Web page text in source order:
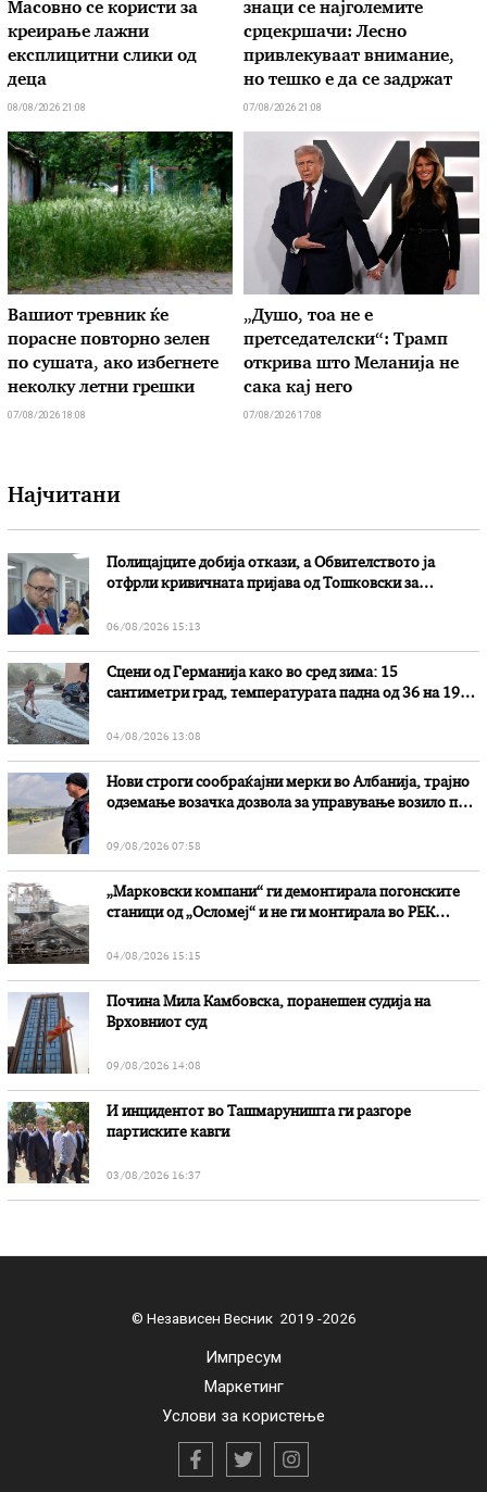
Масовно се користи за
креирање лажни
експлицитни слики од
деца
08/08/2026 21:08
знаци се најголемите
срцекршачи: Лесно
привлекуваат внимание,
но тешко е да се задржат
07/08/2026 21:08
Вашиот тревник ќе
порасне повторно зелен
по сушата, ако избегнете
неколку летни грешки
07/08/2026 18:08
„Душо, тоа не е
претседателски“: Трамп
открива што Меланија не
сака кај него
07/08/2026 17:08
Најчитани
Полицајците добија откази, а Обвителството ја
отфрли кривичната пријава од Тошковски за
06/08/2026 15:13
Сцени од Германија како во сред зима: 15
сантиметри град, температурата падна од 36 на 19
04/08/2026 13:08
Нови строги сообраќајни мерки во Aлбанија, трајно
одземање возачка дозвола за управување возило под
09/08/2026 07:58
„Марковски компани“ ги демонтирала погонските
станици од „Осломеј“ и не ги монтирала во РЕК
04/08/2026 15:15
Почина Мила Камбовска, поранешен судија на
Врховниот суд
09/08/2026 14:08
И инцидентот во Ташмаруништa ги разгоре
партиските кавги
03/08/2026 16:37
© Независен Весник 2019 -2026
Импресум
Маркетинг
Услови за користење